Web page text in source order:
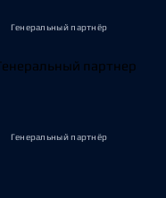
Генеральный партнёр
Генеральный партнёр